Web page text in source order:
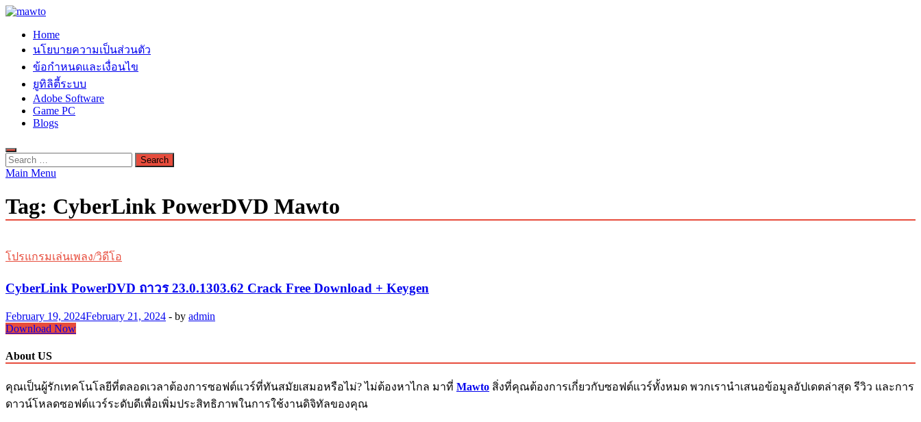
Skip
content
MAWTO
ดาวน์โหลดโปรแกรมฟรี ตัวเต็มถาวร ใหม่ 2023 ไม่ครอบลิงค์
Home
นโยบายความเป็นส่วนตัว
ข้อกำหนดและเงื่อนไข
ยูทิลิตี้ระบบ
Adobe Software
Game PC
Blogs
Search
for:
Main Menu
Tag: CyberLink PowerDVD Mawto
โปรแกรมเล่นเพลง/วิดีโอ
CyberLink PowerDVD ถาวร 23.0.1303.62 Crack Free Download + Keygen
February 19, 2024February 21, 2024 - by admin
CyberLink
ถาวร
Crack
Free
Download
Download Now
About US
คุณเป็นผู้รักเทคโนโลยีที่ตลอดเวลาต้องการซอฟต์แวร์ที่ทันสมัยเสมอหรือไม่? ไม่ต้องหาไกล มาที่ Mawto สิ่งที่คุณต้องการเกี่ยวกับซอฟต์แวร์ทั้งหมด พวกเรานำเสนอข้อมูลอัปเดตล่าสุด รีวิว และการ
ดาวน์โหลดซอฟต์แวร์ระดับดีเพื่อเพิ่มประสิทธิภาพในการใช้งานดิจิทัลของคุณ